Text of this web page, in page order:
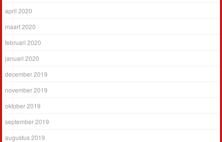
april 2020
maart 2020
februari 2020
januari 2020
december 2019
november 2019
oktober 2019
september 2019
augustus 2019